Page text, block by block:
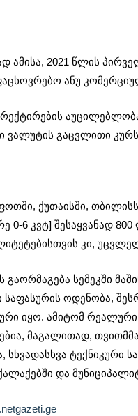
ამისა, 2021 წლის
ანუ
ვალუტის გაცვლითი
ქუთაისში,
0-6 კვტ] შესაყვანად
კი,
გაორმაგება სემეკში
საფასურის ოდენობა,
იყო. ამიტომ რეალური
მაგალითად,
ტექნიკური
და